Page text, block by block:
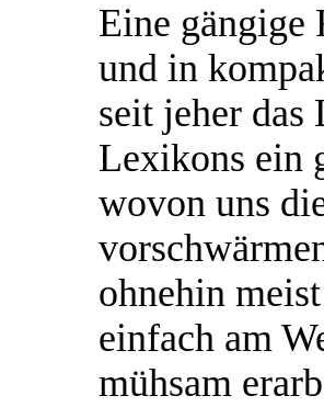
Eine gängige
und in
seit jeher
Lexikons ein
wovon uns
ohnehin
einfach am
mühsam